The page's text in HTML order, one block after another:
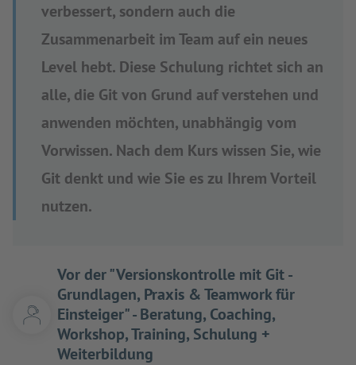
verbessert, sondern auch die
Zusammenarbeit im Team auf ein neues
Level hebt. Diese Schulung richtet sich an
alle, die Git von Grund auf verstehen und
anwenden möchten, unabhängig vom
Vorwissen. Nach dem Kurs wissen Sie, wie
Git denkt und wie Sie es zu Ihrem Vorteil
nutzen.
Vor der "Versionskontrolle mit Git -
Grundlagen, Praxis & Teamwork für
Einsteiger" - Beratung, Coaching,
Workshop, Training, Schulung +
Weiterbildung